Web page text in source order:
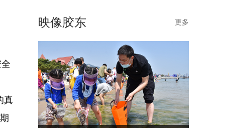
真
映像胶东 更多